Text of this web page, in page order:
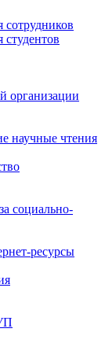
организации
научные чтения
социально-
ресурсы